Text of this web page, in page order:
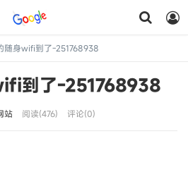
随身wifi到了-251768938
到了-251768938
站 阅读(476) 评论(0)